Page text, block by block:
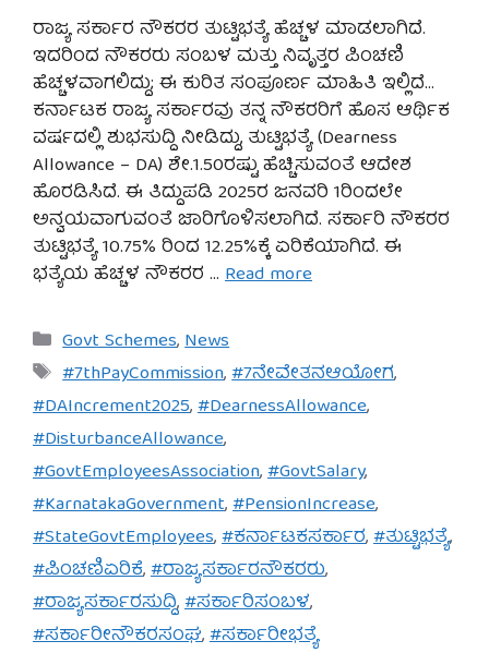
ರಾಜ್ಯ ಸರ್ಕಾರ ನೌಕರರ ತುಟ್ಟಿಭತ್ಯೆ ಹೆಚ್ಚಳ ಮಾಡಲಾಗಿದೆ.
ಇದರಿಂದ ನೌಕರರು ಸಂಬಳ ಮತ್ತು ನಿವೃತ್ತರ ಪಿಂಚಣಿ
ಹೆಚ್ಚಳವಾಗಲಿದ್ದು; ಈ ಕುರಿತ ಸಂಪೂರ್ಣ ಮಾಹಿತಿ ಇಲ್ಲಿದೆ…
ಕರ್ನಾಟಕ ರಾಜ್ಯ ಸರ್ಕಾರವು ತನ್ನ ನೌಕರರಿಗೆ ಹೊಸ ಆರ್ಥಿಕ
ವರ್ಷದಲ್ಲಿ ಶುಭಸುದ್ದಿ ನೀಡಿದ್ದು, ತುಟ್ಟಿಭತ್ಯೆ (Dearness
Allowance – DA) ಶೇ.1.50ರಷ್ಟು ಹೆಚ್ಚಿಸುವಂತೆ ಆದೇಶ
ಹೊರಡಿಸಿದೆ. ಈ ತಿದ್ದುಪಡಿ 2025ರ ಜನವರಿ 1ರಿಂದಲೇ
ಅನ್ವಯವಾಗುವಂತೆ ಜಾರಿಗೊಳಿಸಲಾಗಿದೆ. ಸರ್ಕಾರಿ ನೌಕರರ
ತುಟ್ಟಿಭತ್ಯೆ 10.75% ರಿಂದ 12.25%ಕ್ಕೆ ಏರಿಕೆಯಾಗಿದೆ. ಈ
ಭತ್ಯೆಯ ಹೆಚ್ಚಳ ನೌಕರರ … Read more
Categories
Govt Schemes,News
Tags
#7thPayCommission,#7ನೇವೇತನಆಯೋಗ,
#DAIncrement2025,#DearnessAllowance,
#DisturbanceAllowance,
#GovtEmployeesAssociation,#GovtSalary,
#KarnatakaGovernment,#PensionIncrease,
#StateGovtEmployees,#ಕರ್ನಾಟಕಸರ್ಕಾರ,#ತುಟ್ಟಿಭತ್ಯೆ,
#ಪಿಂಚಣಿಏರಿಕೆ,#ರಾಜ್ಯಸರ್ಕಾರನೌಕರರು,
#ರಾಜ್ಯಸರ್ಕಾರಸುದ್ದಿ,#ಸರ್ಕಾರಿಸಂಬಳ,
#ಸರ್ಕಾರೀನೌಕರಸಂಘ,#ಸರ್ಕಾರೀಭತ್ಯೆ